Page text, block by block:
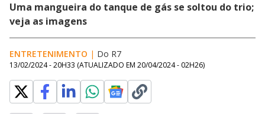
Uma mangueira do tanque de gás se soltou do trio;
veja as imagens
ENTRETENIMENTO | Do R7
13/02/2024 - 20H33 (ATUALIZADO EM 20/04/2024 - 02H26)